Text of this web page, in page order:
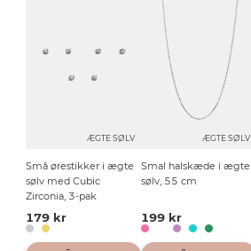
ÆGTE SØLV
Små ørestikker i ægte
sølv med Cubic
Zirconia, 3-pak
179 kr
ÆGTE SØLV
Smal halskæde i ægte
sølv, 55 cm
199 kr